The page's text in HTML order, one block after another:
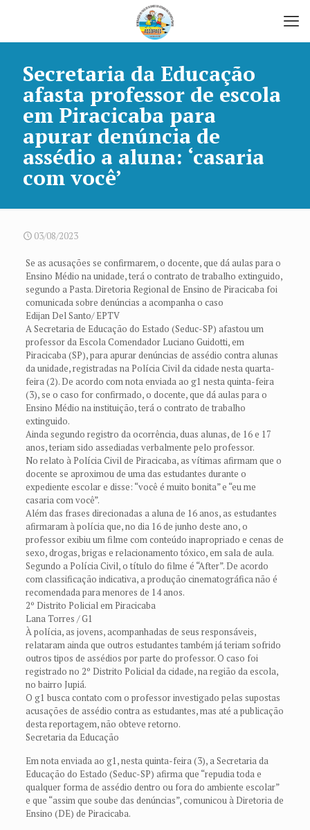
Secretaria da Educação
afasta professor de escola
em Piracicaba para
apurar denúncia de
assédio a aluna: ‘casaria
com você’
03/08/2023
Se as acusações se confirmarem, o docente, que dá aulas para o
Ensino Médio na unidade, terá o contrato de trabalho extinguido,
segundo a Pasta. Diretoria Regional de Ensino de Piracicaba foi
comunicada sobre denúncias a acompanha o caso
Edijan Del Santo/ EPTV
A Secretaria de Educação do Estado (Seduc-SP) afastou um
professor da Escola Comendador Luciano Guidotti, em
Piracicaba (SP), para apurar denúncias de assédio contra alunas
da unidade, registradas na Polícia Civil da cidade nesta quarta-
feira (2). De acordo com nota enviada ao g1 nesta quinta-feira
(3), se o caso for confirmado, o docente, que dá aulas para o
Ensino Médio na instituição, terá o contrato de trabalho
extinguido.
Ainda segundo registro da ocorrência, duas alunas, de 16 e 17
anos, teriam sido assediadas verbalmente pelo professor.
No relato à Polícia Civil de Piracicaba, as vítimas afirmam que o
docente se aproximou de uma das estudantes durante o
expediente escolar e disse: “você é muito bonita” e “eu me
casaria com você”.
Além das frases direcionadas a aluna de 16 anos, as estudantes
afirmaram à polícia que, no dia 16 de junho deste ano, o
professor exibiu um filme com conteúdo inapropriado e cenas de
sexo, drogas, brigas e relacionamento tóxico, em sala de aula.
Segundo a Polícia Civil, o título do filme é “After”. De acordo
com classificação indicativa, a produção cinematográfica não é
recomendada para menores de 14 anos.
2º Distrito Policial em Piracicaba
Lana Torres / G1
À polícia, as jovens, acompanhadas de seus responsáveis,
relataram ainda que outros estudantes também já teriam sofrido
outros tipos de assédios por parte do professor. O caso foi
registrado no 2º Distrito Policial da cidade, na região da escola,
no bairro Jupiá.
O g1 busca contato com o professor investigado pelas supostas
acusações de assédio contra as estudantes, mas até a publicação
desta reportagem, não obteve retorno.
Secretaria da Educação
Em nota enviada ao g1, nesta quinta-feira (3), a Secretaria da
Educação do Estado (Seduc-SP) afirma que “repudia toda e
qualquer forma de assédio dentro ou fora do ambiente escolar”
e que “assim que soube das denúncias”, comunicou à Diretoria de
Ensino (DE) de Piracicaba.